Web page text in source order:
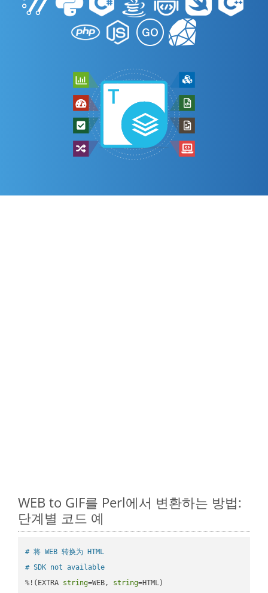
WEB to GIF를 Perl에서 변환하는 방법:
단계별 코드 예
# 将 WEB 转换为 HTML
# SDK not available
%!(EXTRA string=WEB, string